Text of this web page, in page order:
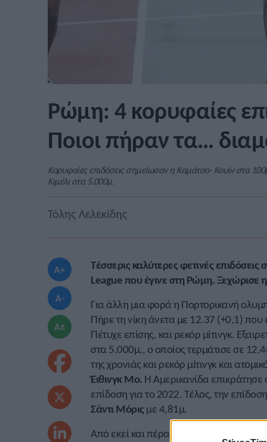
Ρώμη: 4 κορυφαίες
Ποιοι πήραν τα…
Κορυφαίες επιδόσεις σημείωσαν η Καμάτσο- Κουίν στα
Κιμέλι στα 5.000μ.
Τόλης Λελεκίδης
A+
A-
A±
Τέσσερις καλύτερες φετινές
League που έγινε στη Ρώμη. Ξεχώρισε
Για άλλη μια φορά η Πορτορικανή
Πήρε τη νίκη άνετα με 12.37 (+0,1) που
Πέτυχε επίσης, και ρεκόρ μίτινγκ.
στα 5.000μ., ο οποίος τερμάτισε σε
της χρονιάς και ρεκόρ μίτινγκ και
Έιθινγκ Μο. Η Αμερικανίδα
επίδοση για το 2022. Τέλος, την
Σάντι Μόριςμε 4,81μ.
Από εκεί και πέρα είχαμε και άλλες